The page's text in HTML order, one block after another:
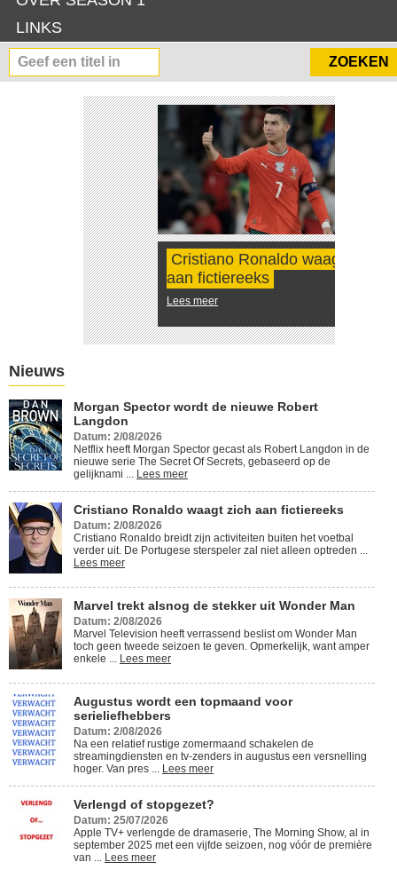
LINKS
Cristiano Ronaldo waagt zich
aan fictiereeks
Lees meer
Nieuws
Morgan Spector wordt de nieuwe Robert
Langdon
Datum: 2/08/2026
Netflix heeft Morgan Spector gecast als Robert Langdon in de
nieuwe serie The Secret Of Secrets, gebaseerd op de
gelijknami ... Lees meer
Cristiano Ronaldo waagt zich aan fictiereeks
Datum: 2/08/2026
Cristiano Ronaldo breidt zijn activiteiten buiten het voetbal
verder uit. De Portugese sterspeler zal niet alleen optreden ...
Lees meer
Marvel trekt alsnog de stekker uit Wonder Man
Datum: 2/08/2026
Marvel Television heeft verrassend beslist om Wonder Man
toch geen tweede seizoen te geven. Opmerkelijk, want amper
enkele ... Lees meer
Augustus wordt een topmaand voor
serieliefhebbers
Datum: 2/08/2026
Na een relatief rustige zomermaand schakelen de
streamingdiensten en tv-zenders in augustus een versnelling
hoger. Van pres ... Lees meer
Verlengd of stopgezet?
Datum: 25/07/2026
Apple TV+ verlengde de dramaserie, The Morning Show, al in
september 2025 met een vijfde seizoen, nog vóór de première
van ... Lees meer